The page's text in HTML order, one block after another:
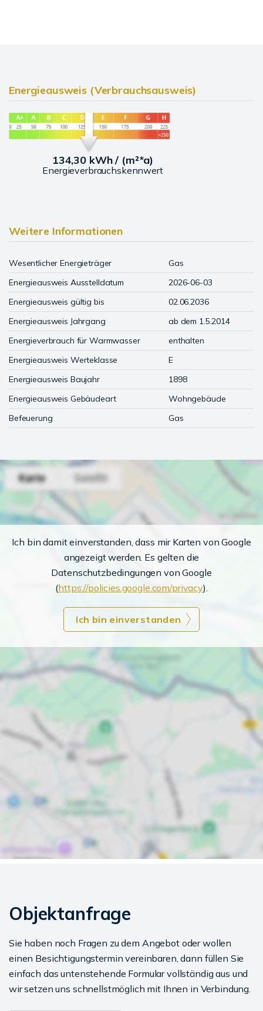
Energieausweis (Verbrauchsausweis)
134,30 kWh / (m²*a)
Energieverbrauchskennwert
Weitere Informationen
Wesentlicher Energieträger
Gas
Energieausweis Ausstelldatum
2026-06-03
Energieausweis gültig bis
02.06.2036
Energieausweis Jahrgang
ab dem 1.5.2014
Energieverbrauch für Warmwasser
enthalten
Energieausweis Werteklasse
E
Energieausweis Baujahr
1898
Energieausweis Gebäudeart
Wohngebäude
Befeuerung
Gas
Ich bin damit einverstanden, dass mir Karten von Google
angezeigt werden. Es gelten die
Datenschutzbedingungen von Google
(https://policies.google.com/privacy).
Ich bin einverstanden
Objektanfrage
Sie haben noch Fragen zu dem Angebot oder wollen
einen Besichtigungstermin vereinbaren, dann füllen Sie
einfach das untenstehende Formular vollständig aus und
wir setzen uns schnellstmöglich mit Ihnen in Verbindung.